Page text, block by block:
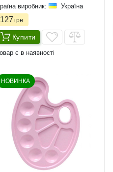
виробник: Україна
127 грн.
Купити
є в наявності
НОВИНКА